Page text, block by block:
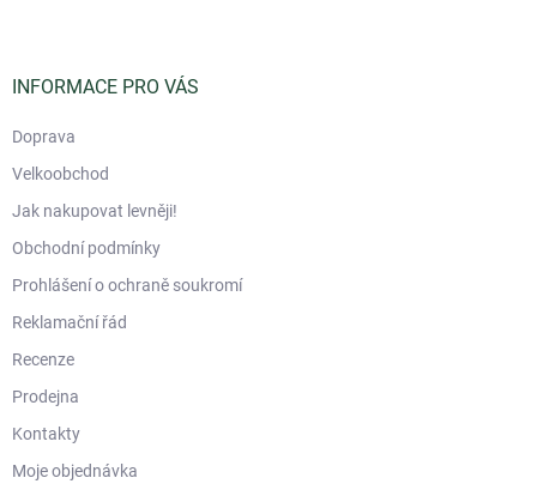
INFORMACE PRO VÁS
Doprava
Velkoobchod
Jak nakupovat levněji!
Obchodní podmínky
Prohlášení o ochraně soukromí
Reklamační řád
Recenze
Prodejna
Kontakty
Moje objednávka